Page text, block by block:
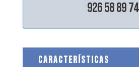
926 58 89 74
CARACTERÍSTICAS